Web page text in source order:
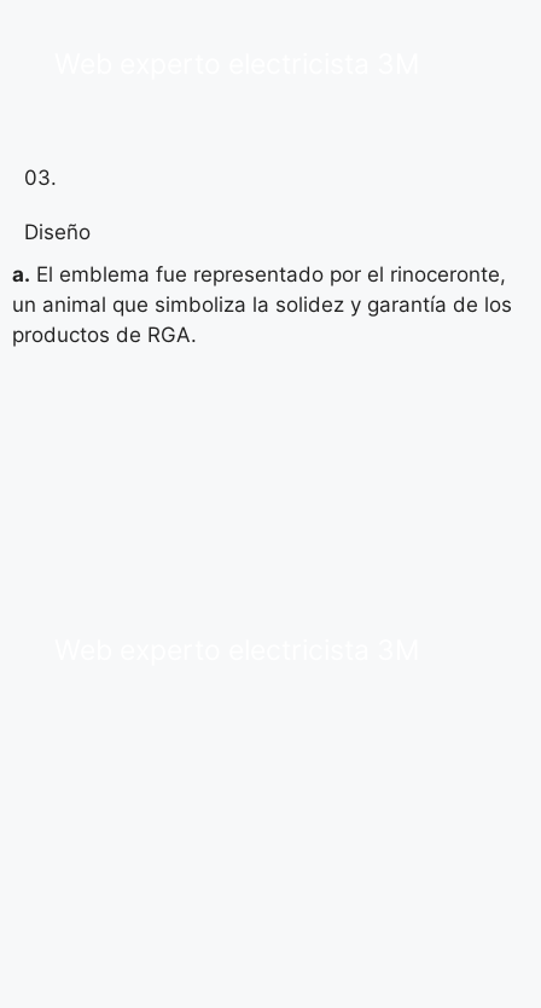
03.
Diseño
a. El emblema fue representado por el rinoceronte,
un animal que simboliza la solidez y garantía de los
productos de RGA.